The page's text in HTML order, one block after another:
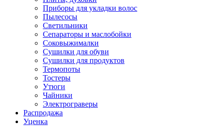
Приборы для укладки волос
Пылесосы
Светильники
Сепараторы и маслобойки
Соковыжималки
Сушилки для обуви
Сушилки для продуктов
Термопоты
Тостеры
Утюги
Чайники
Электрограверы
Распродажа
Уценка